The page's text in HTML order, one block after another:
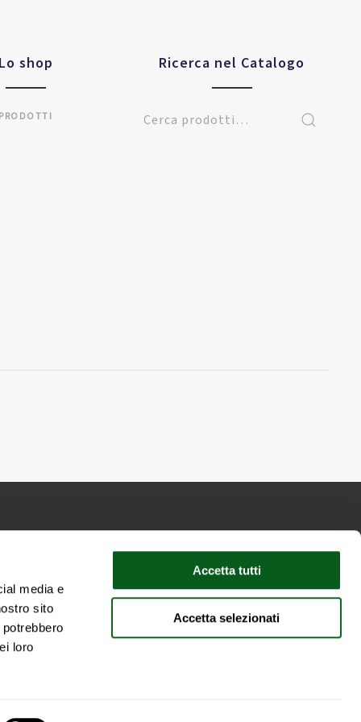
media e
sito
loro
Accetta tutti
Accetta selezionati
Lo shop
PRODOTTI
Ricerca nel Catalogo
| Capitale Sociale Versato 100'000 euro